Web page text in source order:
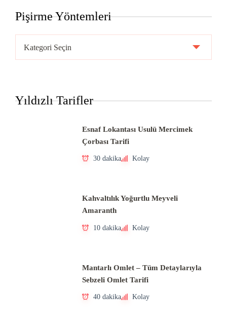
Pişirme Yöntemleri
Yöntemleri
Yıldızlı Tarifler
Esnaf Lokantası Usulü Mercimek
Çorbası Tarifi
30 dakika Kolay
Kahvaltılık Yoğurtlu Meyveli
Amaranth
10 dakika Kolay
Mantarlı Omlet – Tüm Detaylarıyla
Sebzeli Omlet Tarifi
40 dakika Kolay